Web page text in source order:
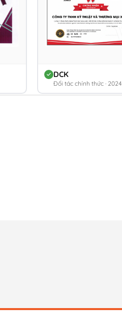
DCK
Đối tác chính thức · 2024